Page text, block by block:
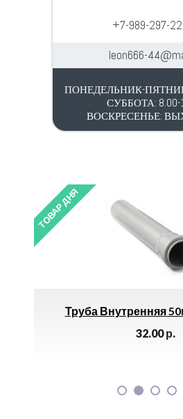
+7-989-297-
leon666-
ПОНЕДЕЛЬНИК-
СУББОТА: 8.00-
ВОСКРЕСЕНЬЕ:
ТОВАР ДНЯ
Труба Внутренняя 50мм
32.00р.